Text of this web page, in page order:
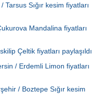
Tarsus Sığır kesim fiyatları
Mandalina fiyatları
Çeltik fiyatları paylaşıldı
/ Erdemli Limon fiyatları
/ Boztepe Sığır kesim